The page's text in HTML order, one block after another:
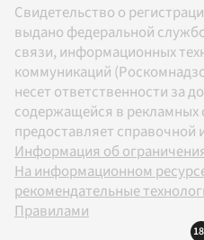
Свидетельство о
выдано федеральной
связи, информационных
коммуникаций
несет ответственности за
содержащейся в рекламных
предоставляет
Информация об
На информационном
рекомендательные
Правилами